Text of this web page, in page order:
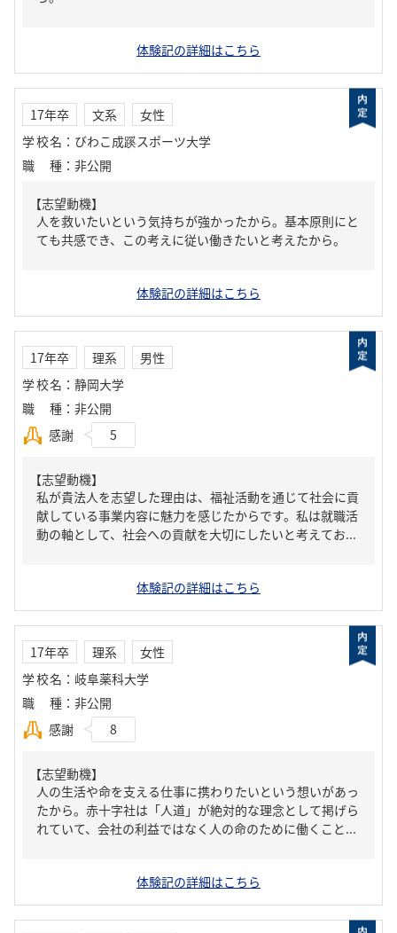
体験記の詳細はこちら
17年卒 文系
女性
学校名 ： びわこ成蹊スポーツ大学
職種 ： 非公開
【志望動機】
人を救いたいという気持ちが強かったから。基本原則にと
ても共感でき、この考えに従い働きたいと考えたから。
体験記の詳細はこちら
17年卒 理系
男性
学校名 ： 静岡大学
職種 ： 非公開
感謝
5
【志望動機】
私が貴法人を志望した理由は、福祉活動を通じて社会に貢
献している事業内容に魅力を感じたからです。私は就職活
動の軸として、社会への貢献を大切にしたいと考えてお...
体験記の詳細はこちら
17年卒 理系
女性
学校名 ： 岐阜薬科大学
職種 ： 非公開
感謝
8
【志望動機】
人の生活や命を支える仕事に携わりたいという想いがあっ
たから。赤十字社は「人道」が絶対的な理念として掲げら
れていて、会社の利益ではなく人の命のために働くこと...
体験記の詳細はこちら